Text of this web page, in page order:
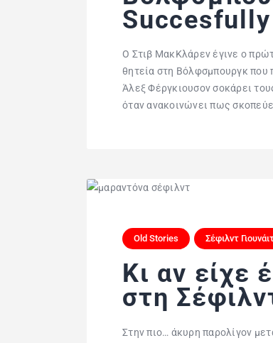
Succesfully
Ο Στιβ ΜακΚλάρεν έγινε ο
θητεία στη Βόλφσμπουργκ που
Άλεξ Φέργκιουσον σοκάρει
όταν ανακοινώνει πως
Old Stories Σέφιλντ
Κι αν είχε
στη
Στην πιο… άκυρη παρολίγον